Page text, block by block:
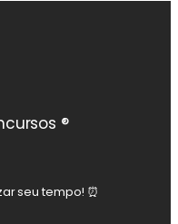
®
seu tempo! ⏰️